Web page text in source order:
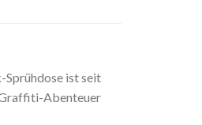
ist seit
Graffiti-Abenteuer